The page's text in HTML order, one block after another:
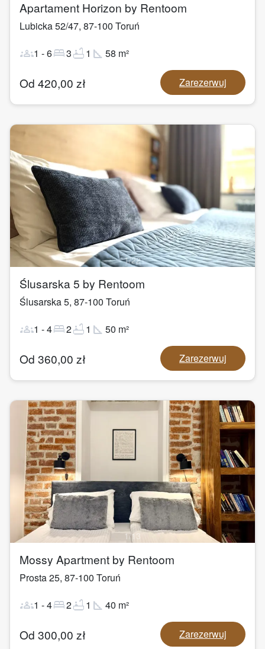
Apartament Horizon by Rentoom
Lubicka 52/47, 87-100 Toruń
groups1 -6bed3bathtub1 square_foot 58 m²
Od 420,00 zł Zarezerwuj
1/22
Ślusarska 5 by Rentoom
Ślusarska 5, 87-100 Toruń
groups1 -4bed2bathtub1 square_foot 50 m²
Od 360,00 zł Zarezerwuj
1 /13
Mossy Apartment by Rentoom
Prosta 25, 87-100 Toruń
groups1 -4bed2bathtub1 square_foot 40 m²
Od 300,00 zł Zarezerwuj